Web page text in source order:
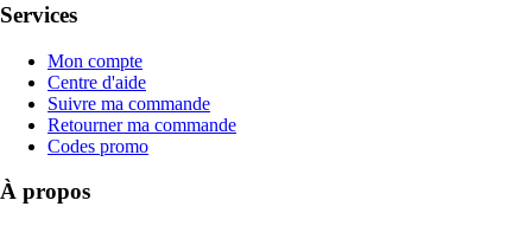
Services
Mon compte
Centre d'aide
Suivre ma commande
Retourner ma commande
Codes promo
À propos